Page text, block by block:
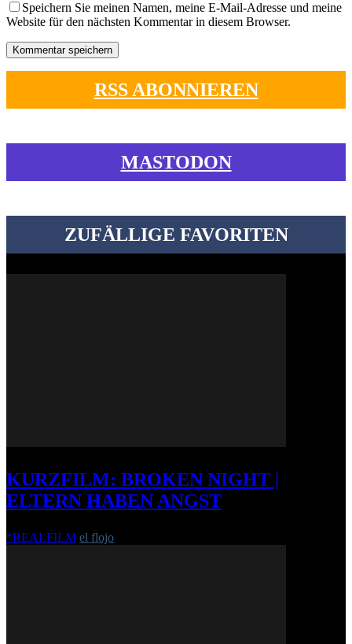
Speichern Sie meinen Namen, meine E-Mail-Adresse und meine
Website für den nächsten Kommentar in diesem Browser.
RSS ABONNIEREN
MASTODON
ZUFÄLLIGE FAVORITEN
KURZFILM: BROKEN NIGHT |
ELTERN HABEN ANGST
*REALFILM el flojo